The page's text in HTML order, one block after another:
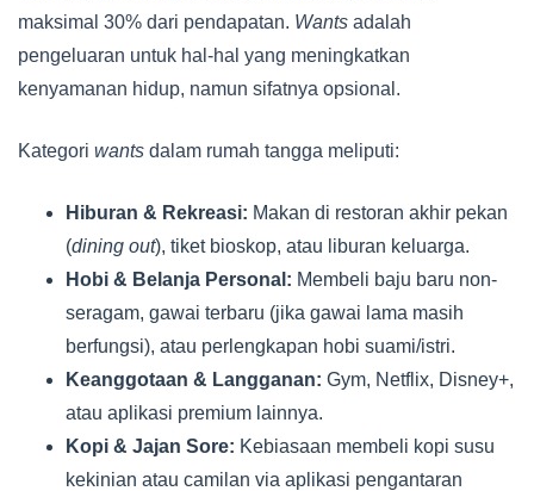
maksimal 30% dari pendapatan. Wants adalah
pengeluaran untuk hal-hal yang meningkatkan
kenyamanan hidup, namun sifatnya opsional.
Kategori wants dalam rumah tangga meliputi:
Hiburan & Rekreasi: Makan di restoran akhir pekan
(dining out), tiket bioskop, atau liburan keluarga.
Hobi & Belanja Personal: Membeli baju baru non-
seragam, gawai terbaru (jika gawai lama masih
berfungsi), atau perlengkapan hobi suami/istri.
Keanggotaan & Langganan: Gym, Netflix, Disney+,
atau aplikasi premium lainnya.
Kopi & Jajan Sore: Kebiasaan membeli kopi susu
kekinian atau camilan via aplikasi pengantaran